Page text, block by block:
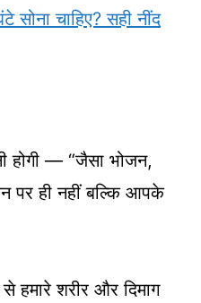
चाहिए? सही नींद
— “जैसा भोजन,
पर ही नहीं बल्कि आपके
हमारे शरीर और दिमाग